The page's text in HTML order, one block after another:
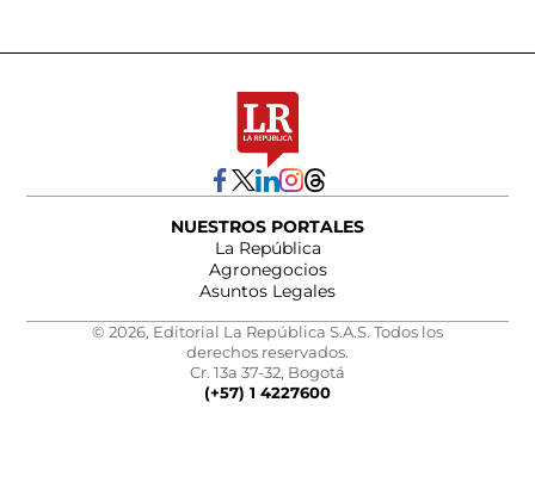
NUESTROS PORTALES
La República
Agronegocios
Asuntos Legales
© 2026, Editorial La República S.A.S. Todos los
derechos reservados.
Cr. 13a 37-32, Bogotá
(+57) 1 4227600